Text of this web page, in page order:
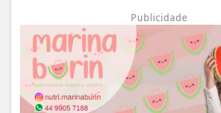
Publicidade